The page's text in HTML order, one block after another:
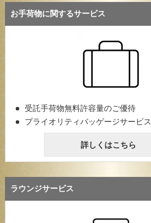
お手荷物に関するサービス
受託手荷物無料許容量のご優待
プライオリティバッゲージサービス
詳しくはこちら
ラウンジサービス